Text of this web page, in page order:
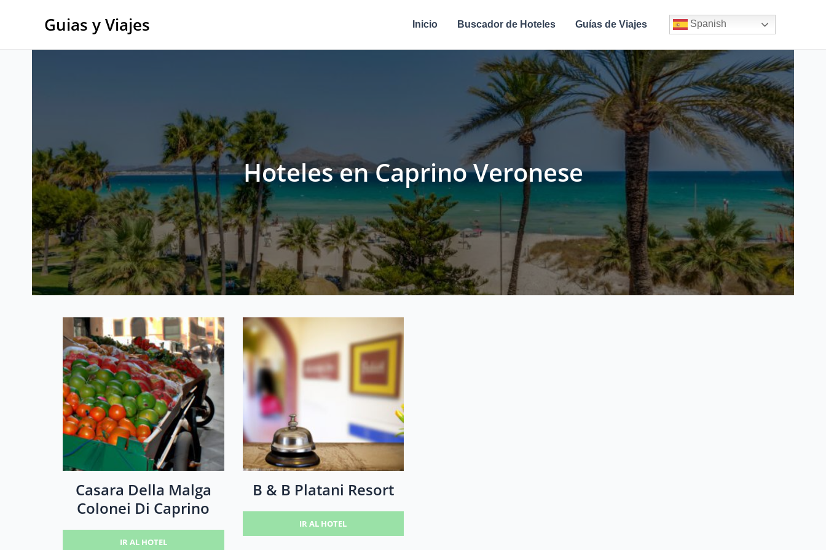
Guias y Viajes Inicio Buscador de Hoteles Guías de Viajes Spanish
Hoteles en Caprino Veronese
Casara Della Malga
Colonei Di Caprino
IR AL HOTEL
B & B Platani Resort
IR AL HOTEL